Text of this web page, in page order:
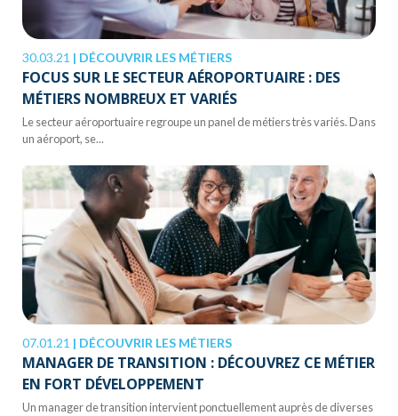
30.03.21 | DÉCOUVRIR LES MÉTIERS
FOCUS SUR LE SECTEUR AÉROPORTUAIRE : DES
MÉTIERS NOMBREUX ET VARIÉS
Le secteur aéroportuaire regroupe un panel de métiers très variés. Dans
un aéroport, se...
07.01.21 | DÉCOUVRIR LES MÉTIERS
MANAGER DE TRANSITION : DÉCOUVREZ CE MÉTIER
EN FORT DÉVELOPPEMENT
Un manager de transition intervient ponctuellement auprès de diverses